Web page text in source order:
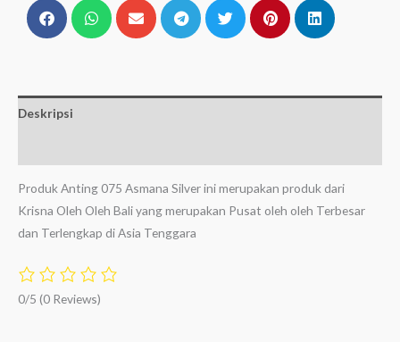
Deskripsi
Produk Anting 075 Asmana Silver ini merupakan produk dari
Krisna Oleh Oleh Bali yang merupakan Pusat oleh oleh Terbesar
dan Terlengkap di Asia Tenggara
0/5 (0 Reviews)